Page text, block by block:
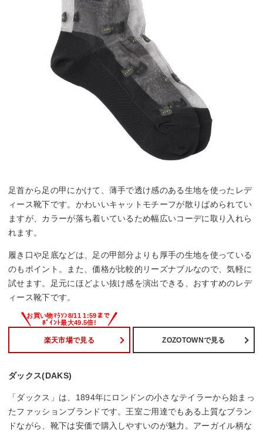
足首から足の甲にかけて、薄手で透け感のある生地を使ったレデ
ィース靴下です。かわいいキャットモチーフが散りばめられてい
ますが、カラーが落ち着いているため幅広いコーデに取り入れら
れます。
履き口や足底などは、足の甲部分よりも厚手の生地を使っている
のもポイント。また、価格が比較的リーズナブルなので、気軽に
試せます。足元にほどよい抜け感を演出できる、おすすめのレデ
ィース靴下です。
楽天市場で見る ZOZOTOWNで見る
ダックス(DAKS)
「ダックス」は、1894年にロンドンの小さなテイラーから始まっ
たファッションブランドです。王室ご用達でもある上質なブラン
ドながら、靴下は安価で購入しやすいのが魅力。アーガイル柄な